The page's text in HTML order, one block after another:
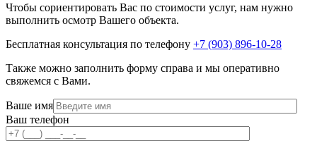
Чтобы сориентировать Вас по стоимости услуг, нам нужно
выполнить осмотр Вашего объекта.
Бесплатная консультация по телефону +7 (903) 896-10-28
Также можно заполнить форму справа и мы оперативно
свяжемся с Вами.
Ваше имя
Ваш телефон